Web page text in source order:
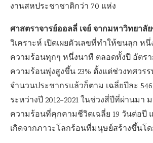
งานสหประชาชาติกว่า 70 แห่ง
ศาสตราจารย์ออลลี่ เจย์ จากมหาวิทยาลั
วิเคราะห์ เปิดเผยตัวเลขที่ทำให้ขนลุก ห
ความร้อนทุกๆ หนึ่งนาที ตลอดทั้งปี อัตรา
ความร้อนพุ่งสูงขึ้น 23% ตั้งแต่ช่วงทศวร
จำนวนประชากรแล้วก็ตาม เฉลี่ยปีละ
ระหว่างปี 2012–2021 ในช่วงสี่ปีที่ผ่านมา
ความร้อนที่คุกคามชีวิตเฉลี่ย 19 วันต่อปี
เกิดจากภาวะโลกร้อนที่มนุษย์สร้างขึ้นโด